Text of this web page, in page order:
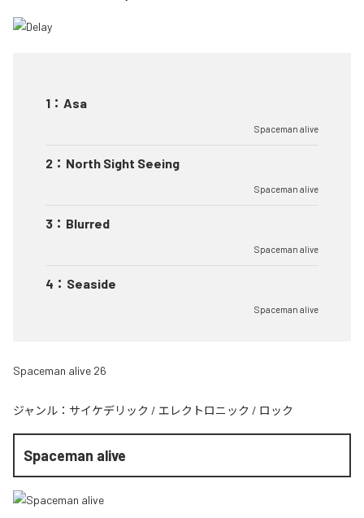
1 ： Asa
Spaceman alive
2 ： North Sight Seeing
Spaceman alive
3 ： Blurred
Spaceman alive
4 ： Seaside
Spaceman alive
Spaceman alive 26
ジャンル： サイケデリック / エレクトロニック / ロック
Spaceman alive